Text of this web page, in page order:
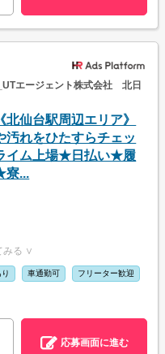
エージェント株式会社 北日
北仙台駅周辺エリア》
汚れをひたすらチェッ
イム上場★日払い★履
寮...
みる ∨
車通勤可 フリーター歓迎
応募画面に進む